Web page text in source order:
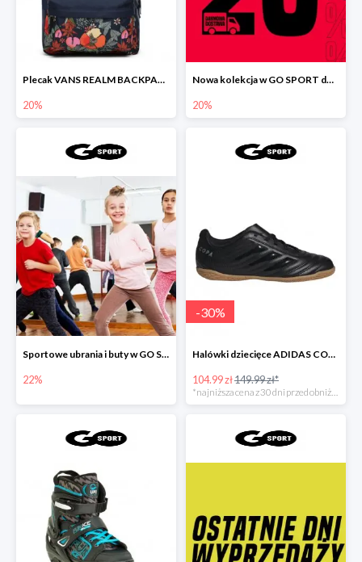
Plecak VANS REALM BACKPACK MULTI TROPIC
20%
Nowa kolekcja w GO SPORT do -20%
20%
Sportowe ubrania i buty w GO SPORT do -22%
22%
-30%
Halówki dziecięce ADIDAS COPA 19.4
104.99 zł149.99 zł*